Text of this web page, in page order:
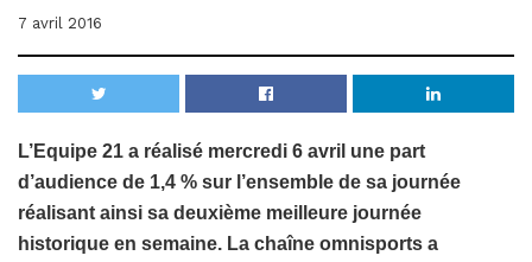
7 avril 2016
L’Equipe 21 a réalisé mercredi 6 avril une part
d’audience de 1,4 % sur l’ensemble de sa journée
réalisant ainsi sa deuxième meilleure journée
historique en semaine. La chaîne omnisports a